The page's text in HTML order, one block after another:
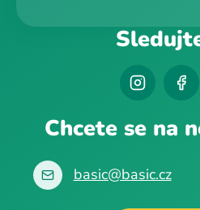
Chcete se na
basic@basic.cz